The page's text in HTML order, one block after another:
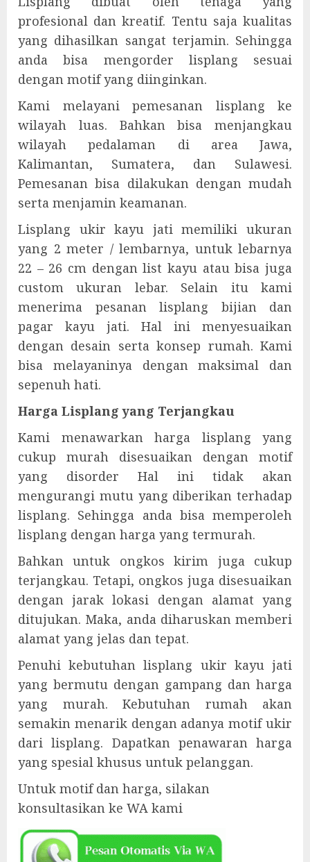
profesional dan kreatif. Tentu saja kualitas
yang dihasilkan sangat terjamin. Sehingga
anda bisa mengorder lisplang sesuai
dengan motif yang diinginkan.
Kami melayani pemesanan lisplang ke
wilayah luas. Bahkan bisa menjangkau
wilayah pedalaman di area Jawa,
Kalimantan, Sumatera, dan Sulawesi.
Pemesanan bisa dilakukan dengan mudah
serta menjamin keamanan.
Lisplang ukir kayu jati memiliki ukuran
yang 2 meter / lembarnya, untuk lebarnya
22 – 26 cm dengan list kayu atau bisa juga
custom ukuran lebar. Selain itu kami
menerima pesanan lisplang bijian dan
pagar kayu jati. Hal ini menyesuaikan
dengan desain serta konsep rumah. Kami
bisa melayaninya dengan maksimal dan
sepenuh hati.
Harga Lisplang yang Terjangkau
Kami menawarkan harga lisplang yang
cukup murah disesuaikan dengan motif
yang disorder Hal ini tidak akan
mengurangi mutu yang diberikan terhadap
lisplang. Sehingga anda bisa memperoleh
lisplang dengan harga yang termurah.
Bahkan untuk ongkos kirim juga cukup
terjangkau. Tetapi, ongkos juga disesuaikan
dengan jarak lokasi dengan alamat yang
ditujukan. Maka, anda diharuskan memberi
alamat yang jelas dan tepat.
Penuhi kebutuhan lisplang ukir kayu jati
yang bermutu dengan gampang dan harga
yang murah. Kebutuhan rumah akan
semakin menarik dengan adanya motif ukir
dari lisplang. Dapatkan penawaran harga
yang spesial khusus untuk pelanggan.
Untuk motif dan harga, silakan
konsultasikan ke WA kami